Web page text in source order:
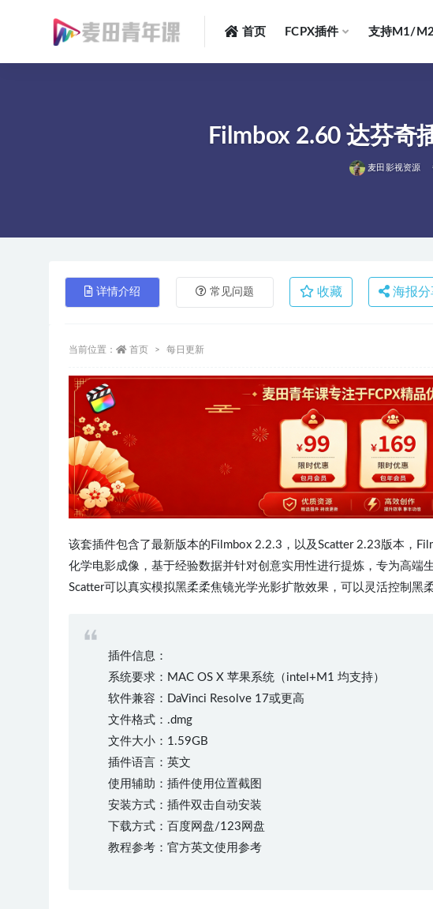
首页 FCPX插件 支持M1/M2
Filmbox 2.60 达芬奇
麦田影视资源
详情介绍 常见问题 收藏 海报分
当前位置： 首页 每日更新
该套插件包含了最新版本的Filmbox 2.2.3，以及Scatter 2.23版本，
化学电影成像，基于经验数据并针对创意实用性进行提炼，专为高端
Scatter可以真实模拟黑柔柔焦镜光学光影扩散效果，可以灵活控制黑
插件信息：
系统要求：MAC OS X 苹果系统（intel+M1 均支持）
软件兼容：DaVinci Resolve 17或更高
文件格式：.dmg
文件大小：1.59GB
插件语言：英文
使用辅助：插件使用位置截图
安装方式：插件双击自动安装
下载方式：百度网盘/123网盘
教程参考：官方英文使用参考